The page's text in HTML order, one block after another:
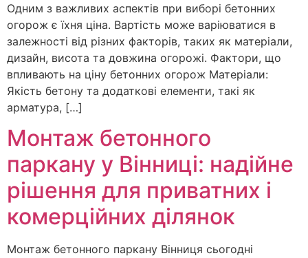
Одним з важливих аспектів при виборі бетонних
огорож є їхня ціна. Вартість може варіюватися в
залежності від різних факторів, таких як матеріали,
дизайн, висота та довжина огорожі. Фактори, що
впливають на ціну бетонних огорож Матеріали:
Якість бетону та додаткові елементи, такі як
арматура, […]
Монтаж бетонного
паркану у Вінниці: надійне
рішення для приватних і
комерційних ділянок
Монтаж бетонного паркану Вінниця сьогодні